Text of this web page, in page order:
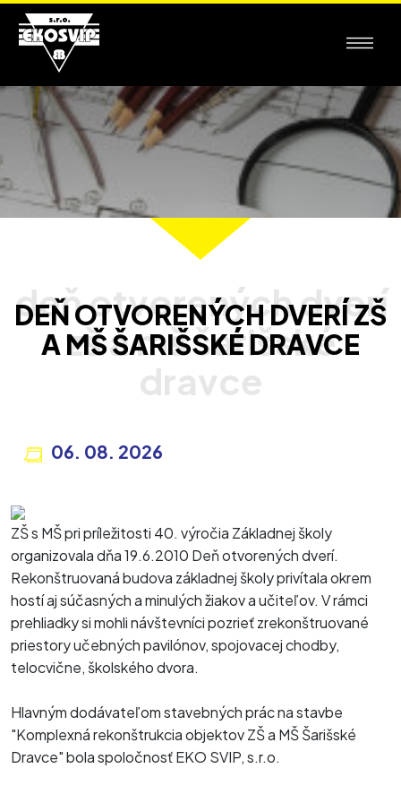
DEŇ OTVORENÝCH DVERÍ ZŠ
A MŠ ŠARIŠSKÉ DRAVCE
06. 08. 2026
ZŠ s MŠ pri príležitosti 40. výročia Základnej školy
organizovala dňa 19.6.2010 Deň otvorených dverí.
Rekonštruovaná budova základnej školy privítala okrem
hostí aj súčasných a minulých žiakov a učiteľov. V rámci
prehliadky si mohli návštevníci pozrieť zrekonštruované
priestory učebných pavilónov, spojovacej chodby,
telocvične, školského dvora.
Hlavným dodávateľom stavebných prác na stavbe
"Komplexná rekonštrukcia objektov ZŠ a MŠ Šarišské
Dravce" bola spoločnosť EKO SVIP, s.r.o.